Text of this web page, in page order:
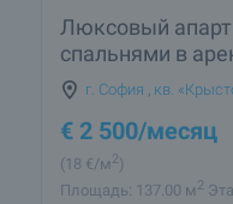
Люксовый
спальнями в
г. София кв.
€ 2 500/месяц
(18 €/м 2)
Площадь: 137.00 м 2